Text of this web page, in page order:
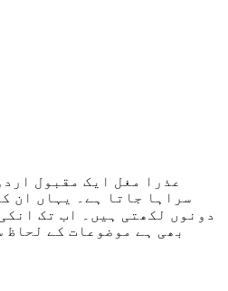
عذرا مغل ایک مقبول
سراہا جاتا ہے۔ یہاں ان
بھی ہے موضوعات کے